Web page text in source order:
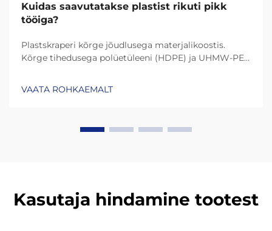
Kuidas saavutatakse plastist rikuti pikk
tööiga?
Plastskraperi kõrge jõudlusega materjalikoostis.
Kõrge tihedusega polüetüleeni (HDPE) ja UHMW-PE
VAATA ROHKAEMALT
Kasutaja hindamine tootest